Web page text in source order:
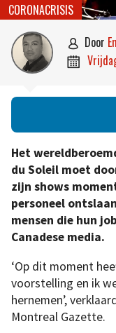
CORONACRISIS
 door

Het
du Soleil moet
zijn shows
personeel
mensen die hun
Canadese media.
‘Op dit moment
voorstelling en ik
hernemen’,
Montreal Gazette.